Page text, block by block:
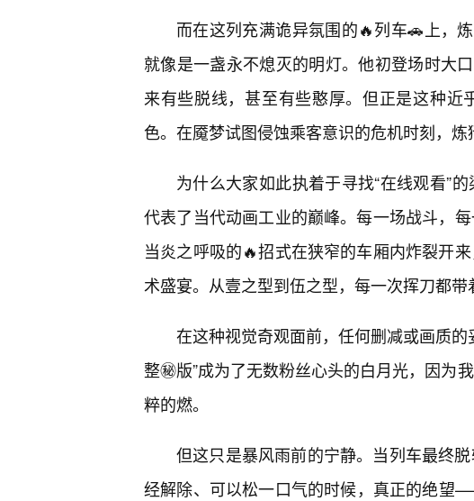
而在这列充满诡异氛围的🔥列车🚗上，
就像是一盏永不熄灭的明灯。他初登场时大
来有些脱线，甚至有些憨厚。但正是这种
色。在魇梦试图侵蚀乘客意识的危机时刻，炼
为什么大家如此执着于寻找“在线观看”
代表了当代动画工业的巅峰。每一场战斗，
当炎之呼吸的🔥招式在狭窄的车厢内炸裂开
术盛宴。从壹之型到伍之型，每一次挥刀都带
在这种视觉奇观面前，任何删减或画质
整㊙️版”成为了无数粉丝心头的白月光，因为
粹的燃。
但这只是暴风雨前的宁静。当列车最终
经解除、可以松一口气的时候，真正的绝望